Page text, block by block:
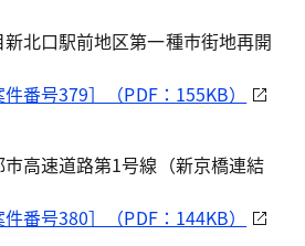
新北口駅前地区第一種市街地再開
番号379］（PDF：155KB）
市高速道路第1号線（新京橋連結
番号380］（PDF：144KB）